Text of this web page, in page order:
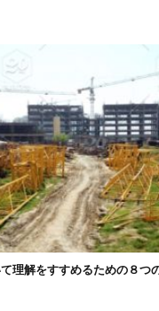
理解をすすめるための８つ